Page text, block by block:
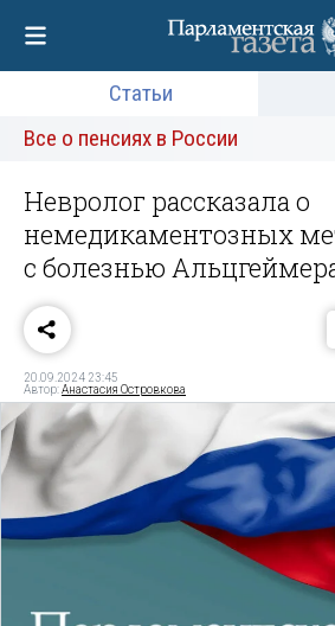
Статьи
Все о пенсиях в России
Невролог рассказала о
немедикаментозных
с болезнью
20.09.2024 23:45
Автор:Анастасия Островкова